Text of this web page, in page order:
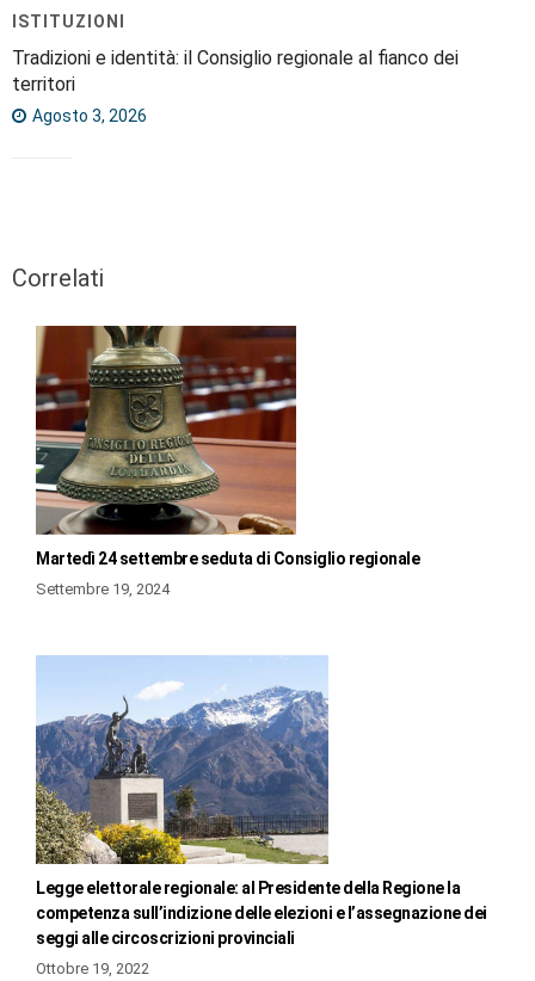
ISTITUZIONI
Tradizioni e identità: il Consiglio regionale al fianco dei
territori
Agosto 3, 2026
Correlati
Martedì 24 settembre seduta di Consiglio regionale
Settembre 19, 2024
Legge elettorale regionale: al Presidente della Regione la
competenza sull’indizione delle elezioni e l’assegnazione dei
seggi alle circoscrizioni provinciali
Ottobre 19, 2022